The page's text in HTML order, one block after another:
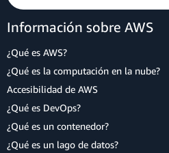
Información sobre AWS
¿Qué es AWS?
¿Qué es la computación en la nube?
Accesibilidad de AWS
¿Qué es DevOps?
¿Qué es un contenedor?
¿Qué es un lago de datos?